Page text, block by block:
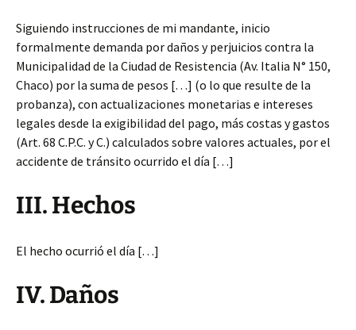
Siguiendo instrucciones de mi mandante, inicio
formalmente demanda por daños y perjuicios contra la
Municipalidad de la Ciudad de Resistencia (Av. Italia N° 150,
Chaco) por la suma de pesos […] (o lo que resulte de la
probanza), con actualizaciones monetarias e intereses
legales desde la exigibilidad del pago, más costas y gastos
(Art. 68 C.P.C. y C.) calculados sobre valores actuales, por el
accidente de tránsito ocurrido el día […]
III. Hechos
El hecho ocurrió el día […]
IV. Daños